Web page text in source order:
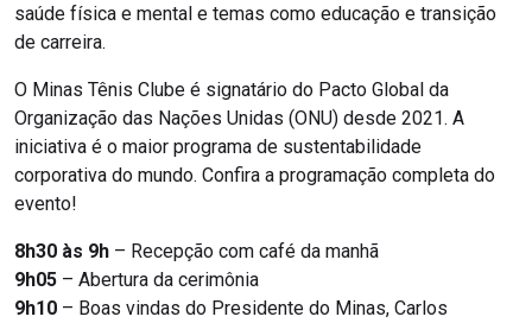
saúde física e mental e temas como educação e transição
de carreira.
O Minas Tênis Clube é signatário do Pacto Global da
Organização das Nações Unidas (ONU) desde 2021. A
iniciativa é o maior programa de sustentabilidade
corporativa do mundo. Confira a programação completa do
evento!
8h30 às 9h – Recepção com café da manhã
9h05 – Abertura da cerimônia
9h10 – Boas vindas do Presidente do Minas, Carlos